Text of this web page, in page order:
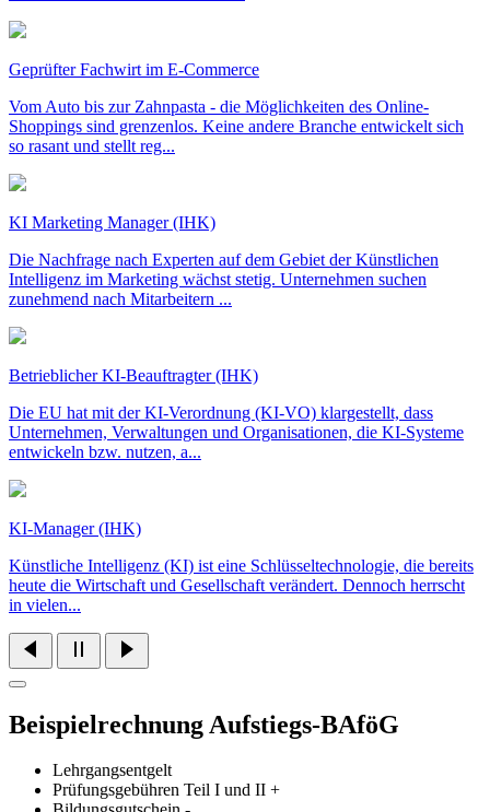
Geprüfter Fachwirt im E-Commerce
Vom Auto bis zur Zahnpasta - die Möglichkeiten des Online-
Shoppings sind grenzenlos. Keine andere Branche entwickelt sich
so rasant und stellt reg...
KI Marketing Manager (IHK)
Die Nachfrage nach Experten auf dem Gebiet der Künstlichen
Intelligenz im Marketing wächst stetig. Unternehmen suchen
zunehmend nach Mitarbeitern ...
Betrieblicher KI-Beauftragter (IHK)
Die EU hat mit der KI-Verordnung (KI-VO) klargestellt, dass
Unternehmen, Verwaltungen und Organisationen, die KI-Systeme
entwickeln bzw. nutzen, a...
KI-Manager (IHK)
Künstliche Intelligenz (KI) ist eine Schlüsseltechnologie, die bereits
heute die Wirtschaft und Gesellschaft verändert. Dennoch herrscht
in vielen...
Beispielrechnung Aufstiegs-BAföG
Lehrgangsentgelt
Prüfungsgebühren Teil I und II +